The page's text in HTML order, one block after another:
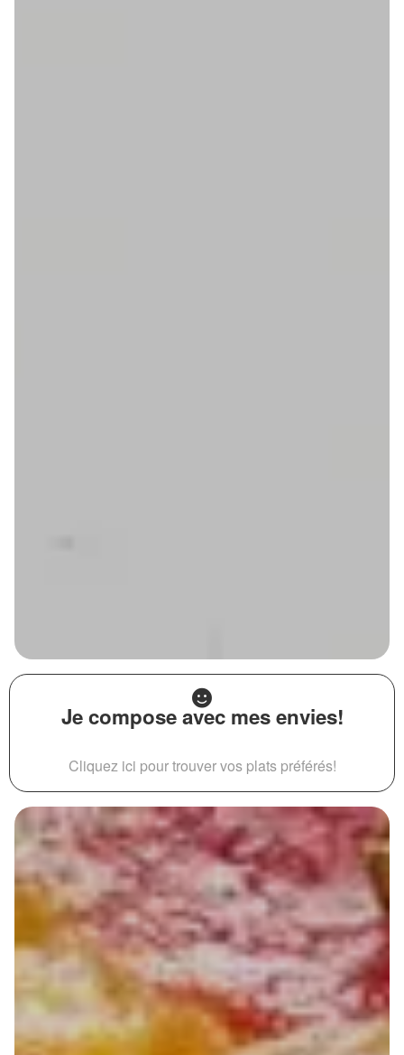
Je compose avec mes envies!
Cliquez ici pour trouver vos plats préférés!